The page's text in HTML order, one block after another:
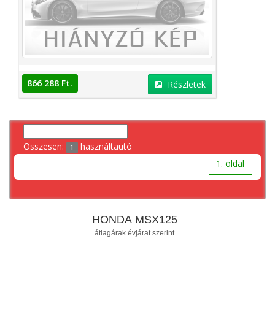
866 288 Ft. Részletek
Összesen: 1
használtautó
1. oldal
HONDA MSX125
átlagárak évjárat szerint